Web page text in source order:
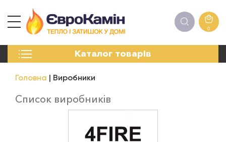
0
Каталог товарів
ПЕЧІ
ЕЛЕКТРОКАМІНИ
АКСЕСУАРИ
Головна Виробники
Список виробників